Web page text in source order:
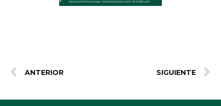
ANTERIOR SIGUIENTE